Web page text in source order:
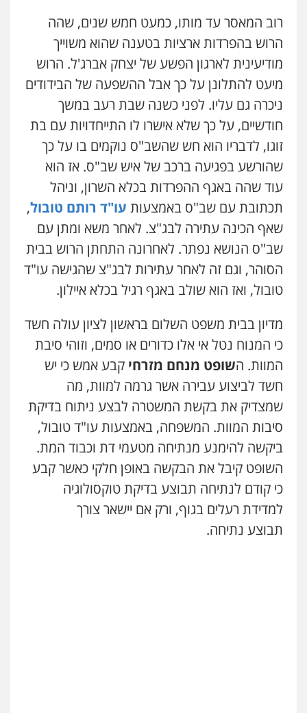
רוב המאסר עד מותו, כמעט חמש שנים, שהה
הרוש בהפרדות ארציות בטענה שהוא משוייך
מודיעינית לארגון הפשע של יצחק אברג'ל. הרוש
מיעט להתלונן על כך אבל ההשפעה של הבידודים
ניכרה גם עליו. לפני כשנה שבת רעב במשך
חודשיים, על כך שלא אישרו לו התייחדויות עם בת
זוגו, לדבריו הוא חש שהשב"ס נוקמים בו על כך
שהורשע בפגיעה ברכב של איש שב"ס. אז הוא
עוד שהה באגף ההפרדות בכלא השרון, וניהל
תכתובת עם שב"ס באמצעות עו"ד רותם טובול,
שאף הכינה עתירה לבג"צ. לאחר משא ומתן עם
שב"ס הנושא נפתר. לאחרונה התחתן הרוש בבית
הסוהר, וגם זה לאחר עתירות לבג"צ שהגישה עו"ד
טובול, ואז הוא שולב באגף רגיל בכלא איילון.
מדיון בבית משפט השלום בראשון לציון עולה חשד
כי המנוח נטל אי אלו כדורים או סמים, וזוהי סיבת
המוות. השופט מנחם מזרחי קבע אמש כי יש
חשד לביצוע עבירה אשר גרמה למוות, מה
שמצדיק את בקשת המשטרה לבצע ניתוח בדיקת
סיבות המוות. המשפחה, באמצעות עו"ד טובול,
ביקשה להימנע מנתיחה מטעמי דת וכבוד המת.
השופט קיבל את הבקשה באופן חלקי כאשר קבע
כי קודם לנתיחה תבוצע בדיקת טוקסולוגיה
למדידת רעלים בגוף, ורק אם יישאר צורך
תבוצע נתיחה.
ניר קידר – צלם
צילום עורכי דין שירותים מקצועיים לעורכי
דין
רונן הלל – מוניטין
שליליים
שירותים מקצועיים לעורכי דין
0522508109
מהירות הגנה גיבוי תמיכה שירותים
מרכז התחלה חדשה
אסירים עבירות מין שירותים מקצועיים
לעורכי דין
0544500346
מאיה בלום, עו"ס, טיפול ושיקום